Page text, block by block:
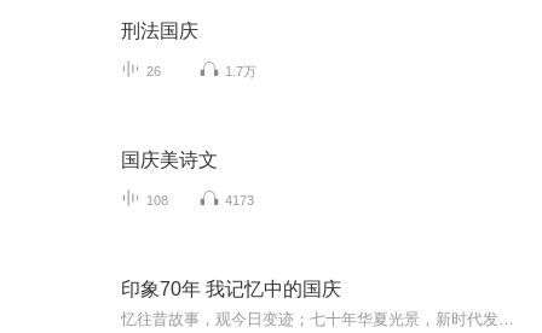
刑法国庆
26 1.7万
国庆美诗文
108 4173
印象70年 我记忆中的国庆